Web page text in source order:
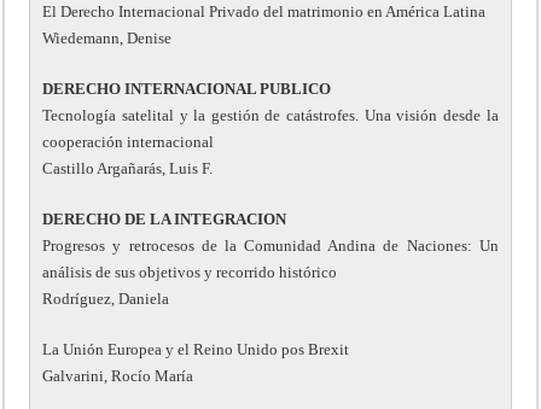
El Derecho Internacional Privado del matrimonio en América Latina
Wiedemann, Denise
DERECHO INTERNACIONAL PUBLICO
Tecnología satelital y la gestión de catástrofes. Una visión desde la
cooperación internacional
Castillo Argañarás, Luis F.
DERECHO DE LA INTEGRACION
Progresos y retrocesos de la Comunidad Andina de Naciones: Un
análisis de sus objetivos y recorrido histórico
Rodríguez, Daniela
La Unión Europea y el Reino Unido pos Brexit
Galvarini, Rocío María